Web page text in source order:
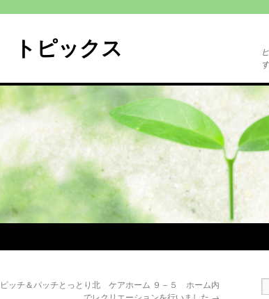
トピックス
ピッチ＆パッチとっとり北 ケアホーム ９－５ ホーム内
でレクリエーションを行いました →